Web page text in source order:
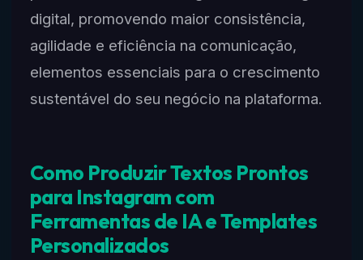
digital, promovendo maior consistência,
agilidade e eficiência na comunicação,
elementos essenciais para o crescimento
sustentável do seu negócio na plataforma.
Como Produzir Textos Prontos
para Instagram com
Ferramentas de IA e Templates
Personalizados